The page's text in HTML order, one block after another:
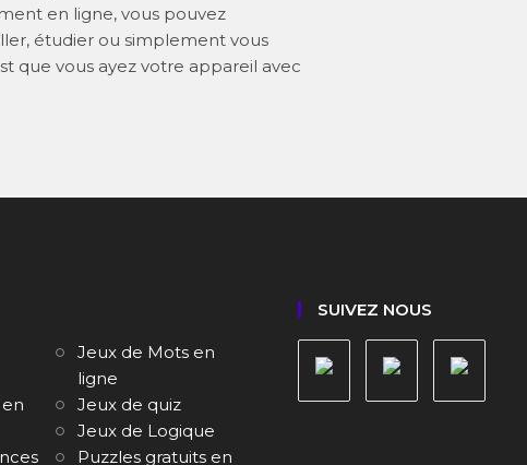
en ligne, vous pouvez
étudier ou simplement vous
que vous ayez votre appareil avec
Jeux de Mots en
ligne
Jeux de quiz
Jeux de Logique
Puzzles gratuits en
SUIVEZ NOUS